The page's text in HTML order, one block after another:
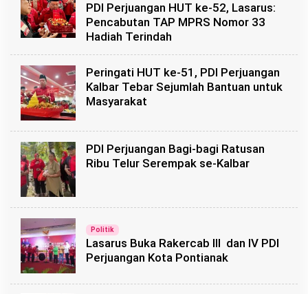
PDI Perjuangan HUT ke-52, Lasarus:
Pencabutan TAP MPRS Nomor 33
Hadiah Terindah
Peringati HUT ke-51, PDI Perjuangan
Kalbar Tebar Sejumlah Bantuan untuk
Masyarakat
PDI Perjuangan Bagi-bagi Ratusan
Ribu Telur Serempak se-Kalbar
Politik
Lasarus Buka Rakercab III dan IV PDI
Perjuangan Kota Pontianak